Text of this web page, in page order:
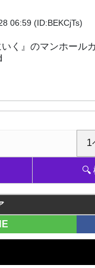
06:59 (ID:BEKCjTs)
いく』のマンホー
🔍